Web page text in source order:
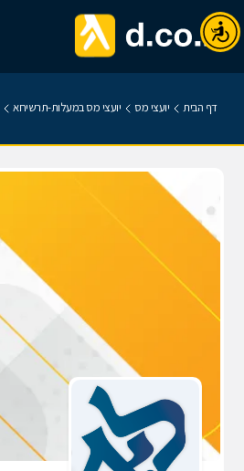
דף הבית יועצי מס יועצי מס במעלות-תרשיחא